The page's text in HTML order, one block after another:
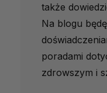
także
Na blogu
poradami
zdrowszym i